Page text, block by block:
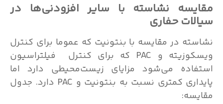
نشاسته با سایر افزودنی‌ها در
حفاری
در مقایسه با بنتونیت که عموما برای کنترل
ویسکوزیته و PAC که برای کنترل فیلتراسیون
می‌‌‌شود مزایای زیست‌محیطی دارد اما
پایداری کمتری نسبت به بنتونیت و PAC دارد. جدول